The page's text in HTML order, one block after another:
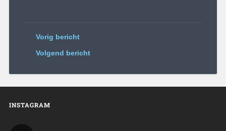
Vorig bericht
Volgend bericht
INSTAGRAM